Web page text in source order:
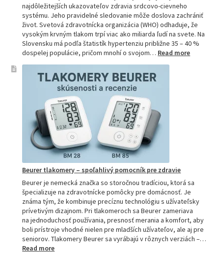
najdôležitejších ukazovateľov zdravia srdcovo-cievneho
systému. Jeho pravidelné sledovanie môže doslova zachrániť
život. Svetová zdravotnícka organizácia (WHO) odhaduje, že
vysokým krvným tlakom trpí viac ako miliarda ľudí na svete. Na
Slovensku má podľa štatistík hypertenziu približne 35 – 40 %
dospelej populácie, pričom mnohí o svojom… Read more:
Beurer tlakomery – spoľahlivý pomocník pre zdravie
Beurer je nemecká značka so storočnou tradíciou, ktorá sa
špecializuje na zdravotnícke pomôcky pre domácnosť. Je
známa tým, že kombinuje precíznu technológiu s užívateľsky
prívetivým dizajnom. Pri tlakomeroch sa Beurer zameriava
na jednoduchosť používania, presnosť merania a komfort, aby
boli prístroje vhodné nielen pre mladších užívateľov, ale aj pre
seniorov. Tlakomery Beurer sa vyrábajú v rôznych verziách –…
Read more: